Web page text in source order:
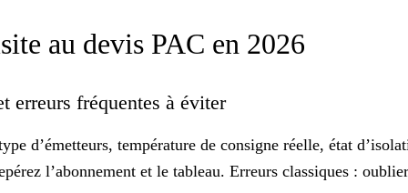
au devis PAC en 2026
erreurs fréquentes à éviter
d’émetteurs, température de consigne réelle, état
l’abonnement et le tableau. Erreurs classiques :